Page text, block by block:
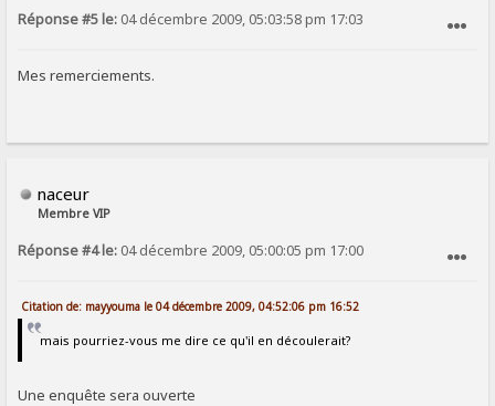
Réponse #5 le: 04 décembre 2009, 05:03:58 pm 17:03
Mes remerciements.
naceur
Membre VIP
Réponse #4 le: 04 décembre 2009, 05:00:05 pm 17:00
Citation de: mayyouma le 04 décembre 2009, 04:52:06 pm 16:52
mais pourriez-vous me dire ce qu'il en découlerait?
Une enquête sera ouverte